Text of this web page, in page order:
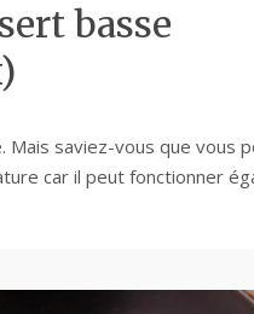
basse
saviez-vous que vous
car il peut fonctionner